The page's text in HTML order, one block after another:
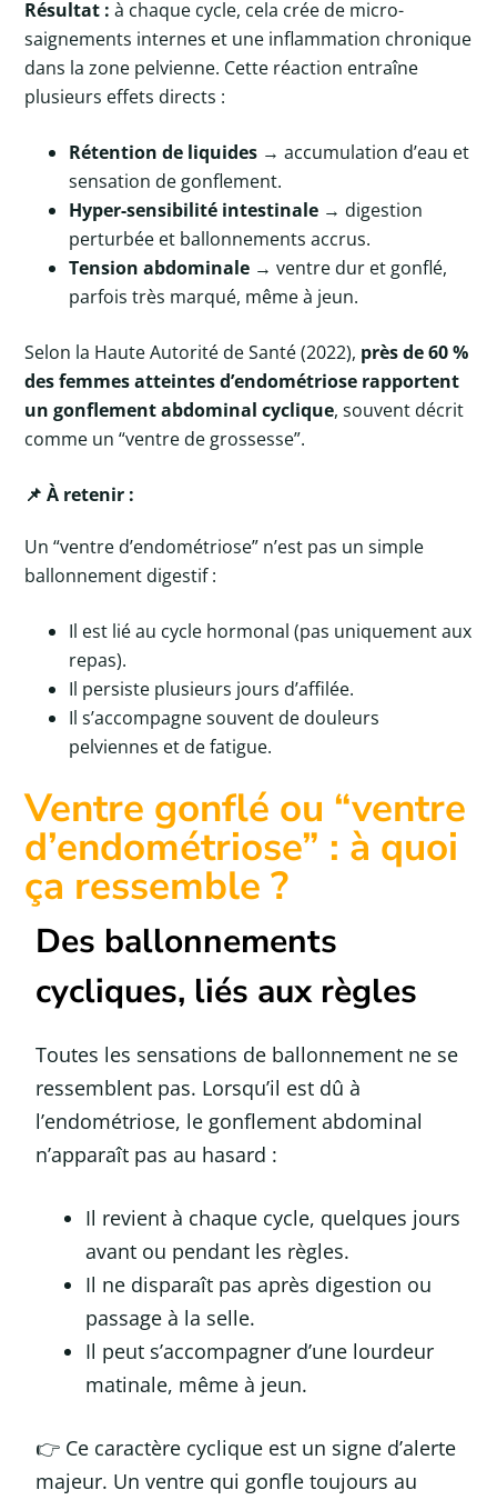
Résultat : à chaque cycle, cela crée de micro-
saignements internes et une inflammation chronique
dans la zone pelvienne. Cette réaction entraîne
plusieurs effets directs :
Rétention de liquides → accumulation d’eau et
sensation de gonflement.
Hyper-sensibilité intestinale → digestion
perturbée et ballonnements accrus.
Tension abdominale → ventre dur et gonflé,
parfois très marqué, même à jeun.
Selon la Haute Autorité de Santé (2022), près de 60 %
des femmes atteintes d’endométriose rapportent
un gonflement abdominal cyclique, souvent décrit
comme un “ventre de grossesse”.
📌 À retenir :
Un “ventre d’endométriose” n’est pas un simple
ballonnement digestif :
Il est lié au cycle hormonal (pas uniquement aux
repas).
Il persiste plusieurs jours d’affilée.
Il s’accompagne souvent de douleurs
pelviennes et de fatigue.
Ventre gonflé ou “ventre
d’endométriose” : à quoi
ça ressemble ?
Des ballonnements
cycliques, liés aux règles
Toutes les sensations de ballonnement ne se
ressemblent pas. Lorsqu’il est dû à
l’endométriose, le gonflement abdominal
n’apparaît pas au hasard :
Il revient à chaque cycle, quelques jours
avant ou pendant les règles.
Il ne disparaît pas après digestion ou
passage à la selle.
Il peut s’accompagner d’une lourdeur
matinale, même à jeun.
👉 Ce caractère cyclique est un signe d’alerte
majeur. Un ventre qui gonfle toujours au